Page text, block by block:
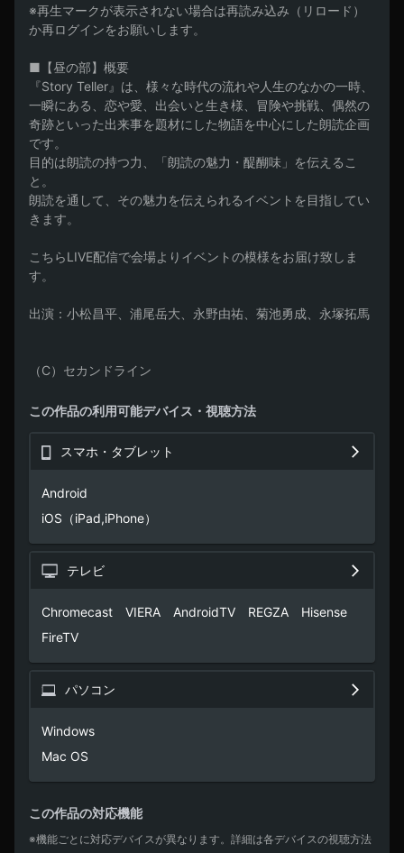
※再生マークが表示されない場合は再読み込み（リロード）
か再ログインをお願いします。
■【昼の部】概要
『Story Teller』は、様々な時代の流れや人生のなかの一時、
一瞬にある、恋や愛、出会いと生き様、冒険や挑戦、偶然の
奇跡といった出来事を題材にした物語を中心にした朗読企画
です。
目的は朗読の持つ力、「朗読の魅力・醍醐味」を伝えるこ
と。
朗読を通して、その魅力を伝えられるイベントを目指してい
きます。
こちらLIVE配信で会場よりイベントの模様をお届け致しま
す。
出演：小松昌平、浦尾岳大、永野由祐、菊池勇成、永塚拓馬
（C）セカンドライン
この作品の利用可能デバイス・視聴方法
スマホ・タブレット
Android
iOS（iPad,iPhone）
テレビ
Chromecast　VIERA　AndroidTV　REGZA　Hisense
FireTV
パソコン
Windows
Mac OS
この作品の対応機能
※機能ごとに対応デバイスが異なります。詳細は各デバイスの視聴方法